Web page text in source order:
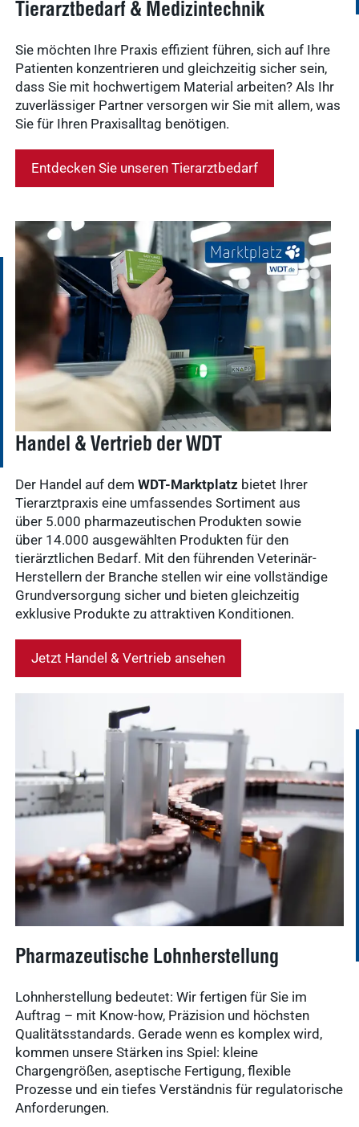
Tierarztbedarf & Medizintechnik
Sie möchten Ihre Praxis effizient führen, sich auf Ihre
Patienten konzentrieren und gleichzeitig sicher sein,
dass Sie mit hochwertigem Material arbeiten? Als Ihr
zuverlässiger Partner versorgen wir Sie mit allem, was
Sie für Ihren Praxisalltag benötigen.
Entdecken Sie unseren Tierarztbedarf
Handel & Vertrieb der WDT
Der Handel auf demWDT-Marktplatz bietet Ihrer
Tierarztpraxis eine umfassendes Sortiment aus
über 5.000 pharmazeutischen Produkten sowie
über 14.000 ausgewählten Produkten für den
tierärztlichen Bedarf. Mit den führenden Veterinär-
Herstellern der Branche stellen wir eine vollständige
Grundversorgung sicher und bieten gleichzeitig
exklusive Produkte zu attraktiven Konditionen.
Jetzt Handel & Vertrieb ansehen
Pharmazeutische Lohnherstellung
Lohnherstellung bedeutet: Wir fertigen für Sie im
Auftrag – mit Know-how, Präzision und höchsten
Qualitätsstandards. Gerade wenn es komplex wird,
kommen unsere Stärken ins Spiel: kleine
Chargengrößen, aseptische Fertigung, flexible
Prozesse und ein tiefes Verständnis für regulatorische
Anforderungen.